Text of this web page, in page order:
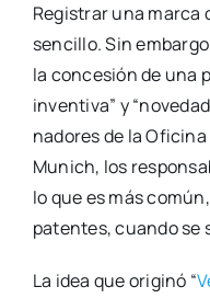
Regis­trar una mar­ca
sen­ci­llo. Sin
la con­ce­sión de una
inven­ti­va” y
na­do­res de la
Munich, los
lo que es más
paten­tes, cuan­do se
La idea que ori­gi­nó “